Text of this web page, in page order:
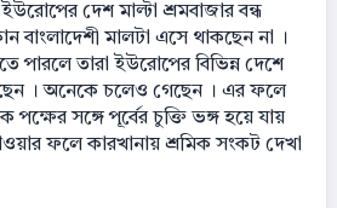
দেশ মাল্টা শ্রমবাজার বন্ধ
বাংলাদেশী মালটা এসে থাকছেন না ।
পারলে তারা ইউরোপের বিভিন্ন দেশে
। অনেকে চলেও গেছেন । এর ফলে
পক্ষের সঙ্গে পূর্বের চুক্তি ভঙ্গ হয়ে যায়
ফলে কারখানায় শ্রমিক সংকট দেখা